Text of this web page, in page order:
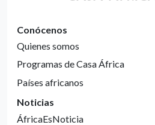
Conócenos
Quienes somos
Programas de Casa África
Países africanos
Noticias
ÁfricaEsNoticia